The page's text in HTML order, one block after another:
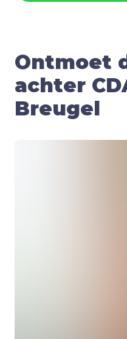
Ontmoet
achter
Breugel